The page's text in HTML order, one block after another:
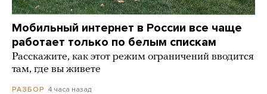
Мобильный интернет в России все чаще
работает только по белым спискам
Расскажите, как этот режим ограничений вводится
там, где вы живете
РАЗБОР 4 часа назад